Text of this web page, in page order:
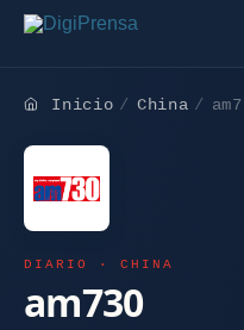
Inicio China
DIARIO · CHINA
am730